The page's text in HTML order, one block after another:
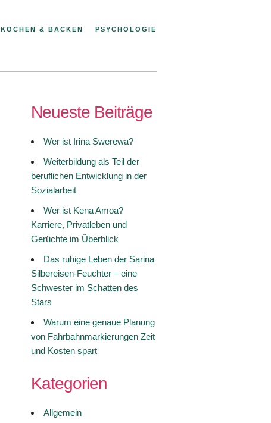
KOCHEN & BACKEN PSYCHOLOGIE
Neueste Beiträge
Wer ist Irina Swerewa?
Weiterbildung als Teil der
beruflichen Entwicklung in der
Sozialarbeit
Wer ist Kena Amoa?
Karriere, Privatleben und
Gerüchte im Überblick
Das ruhige Leben der Sarina
Silbereisen-Feuchter – eine
Schwester im Schatten des
Stars
Warum eine genaue Planung
von Fahrbahnmarkierungen Zeit
und Kosten spart
Kategorien
Allgemein